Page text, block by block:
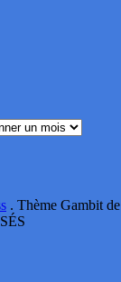
. Thème Gambit de